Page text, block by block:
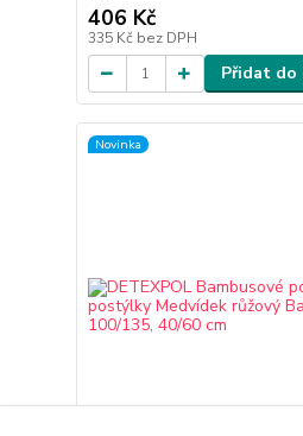
406 Kč
335 Kč bez DPH
Přidat do
Novinka